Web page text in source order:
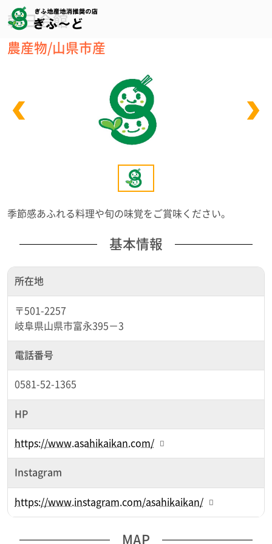
朝日会館
農産物/山県市産
季節感あふれる料理や旬の味覚をご賞味ください。
基本情報
所在地
〒501-2257
岐阜県山県市富永395－3
電話番号
0581-52-1365
HP
https://www.asahikaikan.com/
Instagram
https://www.instagram.com/asahikaikan/
MAP